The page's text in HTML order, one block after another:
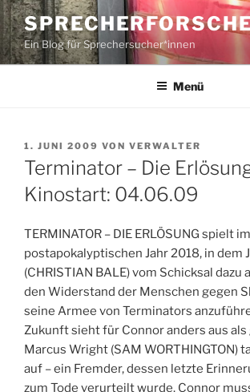
Zum
Inhalt
springenEin Blog für Sprechersucher*innen
Menü
VERÖFFENTLICHT
AM
1. JUNI 2009 VON VERWALTER
Terminator – Die
Kinostart: 04.06.09
TERMINATOR – DIE ERLÖSUNG spielt im
postapokalyptischen Jahr 2018, in dem
(CHRISTIAN BALE) vom Schicksal dazu
den Widerstand der Menschen gegen
seine Armee von Terminators
Zukunft sieht für Connor anders aus als
Marcus Wright (SAM WORTHINGTON)
auf – ein Fremder, dessen letzte
zum Tode verurteilt wurde. Connor